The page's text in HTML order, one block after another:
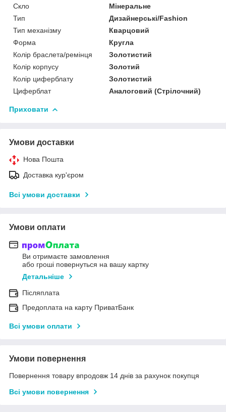
Скло
Мінеральне
Тип
Дизайнерські/Fashion
Тип механізму
Кварцовий
Форма
Кругла
Колір браслета/ремінця
Золотистий
Колір корпусу
Золотий
Колір циферблату
Золотистий
Циферблат
Аналоговий (Стрілочний)
Приховати
Умови доставки
Нова Пошта
Доставка кур'єром
Всі умови доставки
Умови оплати
Ви отримаєте замовлення
або гроші повернуться на вашу картку
Детальніше
Післяплата
Предоплата на карту ПриватБанк
Всі умови оплати
Умови повернення
Повернення товару впродовж 14 днів за рахунок покупця
Всі умови повернення